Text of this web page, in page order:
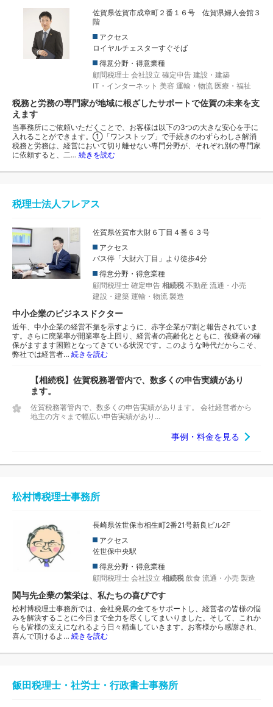
佐賀県佐賀市成章町２番１６号 佐賀県婦人会館３
階
アクセス
ロイヤルチェスターすぐそば
得意分野・得意業種
顧問税理士 会社設立 確定申告 建設・建築
IT・インターネット 美容 運輸・物流 医療・福祉
税務と労務の専門家が地域に根ざしたサポートで佐賀の未来を支
えます
当事務所にご依頼いただくことで、お客様は以下の3つの大きな安心を手に
入れることができます。①「ワンストップ」で手続きのわずらわしさ解消
税務と労務は、経営において切り離せない専門分野が、それぞれ別の専門家
に依頼すると、二… 続きを読む
税理士法人フレアス
佐賀県佐賀市大財６丁目４番６３号
アクセス
バス停「大財六丁目」より徒歩4分
得意分野・得意業種
顧問税理士 確定申告 相続税 不動産 流通・小売
建設・建築 運輸・物流 製造
中小企業のビジネスドクター
近年、中小企業の経営不振を示すように、赤字企業が7割と報告されていま
す。さらに廃業率が開業率を上回り、経営者の高齢化とともに、後継者の確
保がますます困難となってきている状況です。このような時代だからこそ、
弊社では経営者… 続きを読む
【相続税】佐賀税務署管内で、数多くの申告実績があり
ます。
佐賀税務署管内で、数多くの申告実績があります。 会社経営者から
地主の方々まで幅広い申告実績があり...
事例・料金を見る
松村博税理士事務所
長崎県佐世保市相生町2番21号新良ビル2F
アクセス
佐世保中央駅
得意分野・得意業種
顧問税理士 会社設立 相続税 飲食 流通・小売 製造
関与先企業の繁栄は、私たちの喜びです
松村博税理士事務所では、会社発展の全てをサポートし、経営者の皆様の悩
みを解決することに今日まで全力を尽くしてまいりました。そして、これか
らも皆様の支えになれるよう日々精進していきます。お客様から感謝され、
喜んで頂けるよ… 続きを読む
飯田税理士・社労士・行政書士事務所